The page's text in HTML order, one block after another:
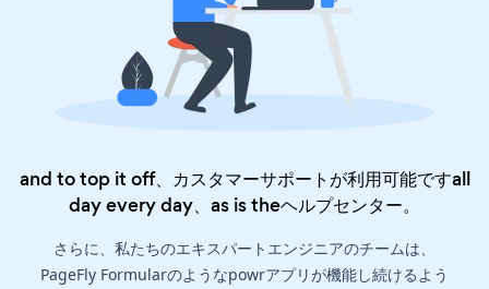
and to top it off、カスタマーサポートが利用可能ですall
day every day、as is theヘルプセンター。
さらに、私たちのエキスパートエンジニアのチームは、
PageFly Formularのようなpowrアプリが機能し続けるよう